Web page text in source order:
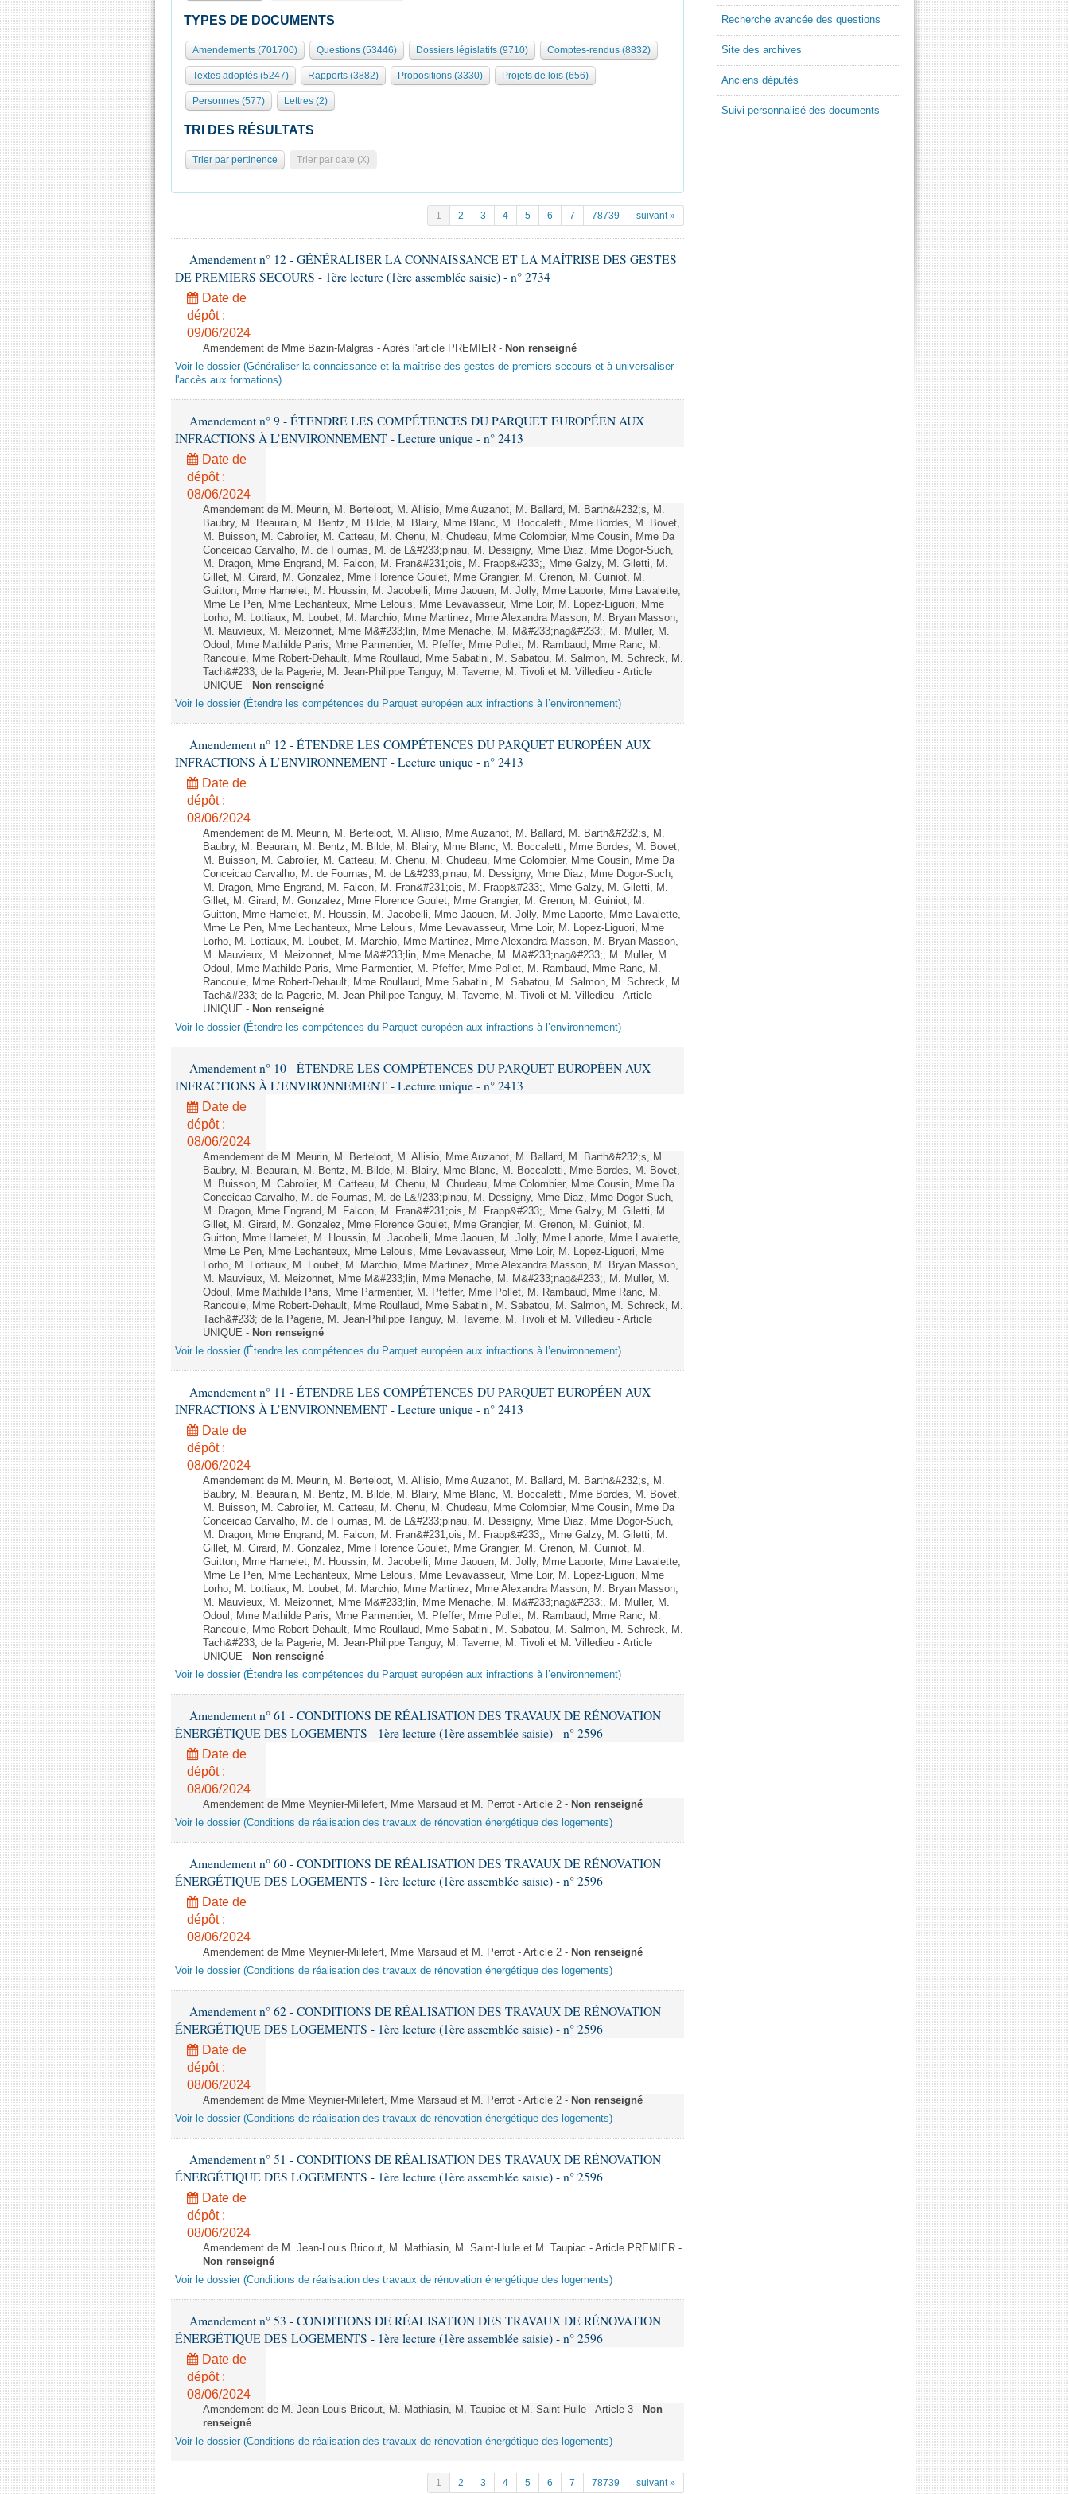
TYPES DE DOCUMENTS
Amendements (701700) Questions (53446) Dossiers législatifs (9710) Comptes-rendus (8832)
Textes adoptés (5247) Rapports (3882) Propositions (3330) Projets de lois (656)
Personnes (577) Lettres (2)
TRI DES RÉSULTATS
Trier par pertinence Trier par date (X)
1 2 3 4 5 6 7 78739 suivant »
Amendement n° 12 - GÉNÉRALISER LA CONNAISSANCE ET LA MAÎTRISE DES GESTES
DE PREMIERS SECOURS - 1ère lecture (1ère assemblée saisie) - n° 2734
Date de
dépôt :
09/06/2024
Amendement de Mme Bazin-Malgras - Après l'article PREMIER - Non renseigné
Voir le dossier (Généraliser la connaissance et la maîtrise des gestes de premiers secours et à universaliser
l'accès aux formations)
Amendement n° 9 - ÉTENDRE LES COMPÉTENCES DU PARQUET EUROPÉEN AUX
INFRACTIONS À L’ENVIRONNEMENT - Lecture unique - n° 2413
Date de
dépôt :
08/06/2024
Amendement de M. Meurin, M. Berteloot, M. Allisio, Mme Auzanot, M. Ballard, M. Barth&#232;s, M.
Baubry, M. Beaurain, M. Bentz, M. Bilde, M. Blairy, Mme Blanc, M. Boccaletti, Mme Bordes, M. Bovet,
M. Buisson, M. Cabrolier, M. Catteau, M. Chenu, M. Chudeau, Mme Colombier, Mme Cousin, Mme Da
Conceicao Carvalho, M. de Fournas, M. de L&#233;pinau, M. Dessigny, Mme Diaz, Mme Dogor-Such,
M. Dragon, Mme Engrand, M. Falcon, M. Fran&#231;ois, M. Frapp&#233;, Mme Galzy, M. Giletti, M.
Gillet, M. Girard, M. Gonzalez, Mme Florence Goulet, Mme Grangier, M. Grenon, M. Guiniot, M.
Guitton, Mme Hamelet, M. Houssin, M. Jacobelli, Mme Jaouen, M. Jolly, Mme Laporte, Mme Lavalette,
Mme Le Pen, Mme Lechanteux, Mme Lelouis, Mme Levavasseur, Mme Loir, M. Lopez-Liguori, Mme
Lorho, M. Lottiaux, M. Loubet, M. Marchio, Mme Martinez, Mme Alexandra Masson, M. Bryan Masson,
M. Mauvieux, M. Meizonnet, Mme M&#233;lin, Mme Menache, M. M&#233;nag&#233;, M. Muller, M.
Odoul, Mme Mathilde Paris, Mme Parmentier, M. Pfeffer, Mme Pollet, M. Rambaud, Mme Ranc, M.
Rancoule, Mme Robert-Dehault, Mme Roullaud, Mme Sabatini, M. Sabatou, M. Salmon, M. Schreck, M.
Tach&#233; de la Pagerie, M. Jean-Philippe Tanguy, M. Taverne, M. Tivoli et M. Villedieu - Article
UNIQUE - Non renseigné
Voir le dossier (Étendre les compétences du Parquet européen aux infractions à l’environnement)
Amendement n° 12 - ÉTENDRE LES COMPÉTENCES DU PARQUET EUROPÉEN AUX
INFRACTIONS À L’ENVIRONNEMENT - Lecture unique - n° 2413
Date de
dépôt :
08/06/2024
Amendement de M. Meurin, M. Berteloot, M. Allisio, Mme Auzanot, M. Ballard, M. Barth&#232;s, M.
Baubry, M. Beaurain, M. Bentz, M. Bilde, M. Blairy, Mme Blanc, M. Boccaletti, Mme Bordes, M. Bovet,
M. Buisson, M. Cabrolier, M. Catteau, M. Chenu, M. Chudeau, Mme Colombier, Mme Cousin, Mme Da
Conceicao Carvalho, M. de Fournas, M. de L&#233;pinau, M. Dessigny, Mme Diaz, Mme Dogor-Such,
M. Dragon, Mme Engrand, M. Falcon, M. Fran&#231;ois, M. Frapp&#233;, Mme Galzy, M. Giletti, M.
Gillet, M. Girard, M. Gonzalez, Mme Florence Goulet, Mme Grangier, M. Grenon, M. Guiniot, M.
Guitton, Mme Hamelet, M. Houssin, M. Jacobelli, Mme Jaouen, M. Jolly, Mme Laporte, Mme Lavalette,
Mme Le Pen, Mme Lechanteux, Mme Lelouis, Mme Levavasseur, Mme Loir, M. Lopez-Liguori, Mme
Lorho, M. Lottiaux, M. Loubet, M. Marchio, Mme Martinez, Mme Alexandra Masson, M. Bryan Masson,
M. Mauvieux, M. Meizonnet, Mme M&#233;lin, Mme Menache, M. M&#233;nag&#233;, M. Muller, M.
Odoul, Mme Mathilde Paris, Mme Parmentier, M. Pfeffer, Mme Pollet, M. Rambaud, Mme Ranc, M.
Rancoule, Mme Robert-Dehault, Mme Roullaud, Mme Sabatini, M. Sabatou, M. Salmon, M. Schreck, M.
Tach&#233; de la Pagerie, M. Jean-Philippe Tanguy, M. Taverne, M. Tivoli et M. Villedieu - Article
UNIQUE - Non renseigné
Voir le dossier (Étendre les compétences du Parquet européen aux infractions à l’environnement)
Amendement n° 10 - ÉTENDRE LES COMPÉTENCES DU PARQUET EUROPÉEN AUX
INFRACTIONS À L’ENVIRONNEMENT - Lecture unique - n° 2413
Date de
dépôt :
08/06/2024
Amendement de M. Meurin, M. Berteloot, M. Allisio, Mme Auzanot, M. Ballard, M. Barth&#232;s, M.
Baubry, M. Beaurain, M. Bentz, M. Bilde, M. Blairy, Mme Blanc, M. Boccaletti, Mme Bordes, M. Bovet,
M. Buisson, M. Cabrolier, M. Catteau, M. Chenu, M. Chudeau, Mme Colombier, Mme Cousin, Mme Da
Conceicao Carvalho, M. de Fournas, M. de L&#233;pinau, M. Dessigny, Mme Diaz, Mme Dogor-Such,
M. Dragon, Mme Engrand, M. Falcon, M. Fran&#231;ois, M. Frapp&#233;, Mme Galzy, M. Giletti, M.
Gillet, M. Girard, M. Gonzalez, Mme Florence Goulet, Mme Grangier, M. Grenon, M. Guiniot, M.
Guitton, Mme Hamelet, M. Houssin, M. Jacobelli, Mme Jaouen, M. Jolly, Mme Laporte, Mme Lavalette,
Mme Le Pen, Mme Lechanteux, Mme Lelouis, Mme Levavasseur, Mme Loir, M. Lopez-Liguori, Mme
Lorho, M. Lottiaux, M. Loubet, M. Marchio, Mme Martinez, Mme Alexandra Masson, M. Bryan Masson,
M. Mauvieux, M. Meizonnet, Mme M&#233;lin, Mme Menache, M. M&#233;nag&#233;, M. Muller, M.
Odoul, Mme Mathilde Paris, Mme Parmentier, M. Pfeffer, Mme Pollet, M. Rambaud, Mme Ranc, M.
Rancoule, Mme Robert-Dehault, Mme Roullaud, Mme Sabatini, M. Sabatou, M. Salmon, M. Schreck, M.
Tach&#233; de la Pagerie, M. Jean-Philippe Tanguy, M. Taverne, M. Tivoli et M. Villedieu - Article
UNIQUE - Non renseigné
Voir le dossier (Étendre les compétences du Parquet européen aux infractions à l’environnement)
Amendement n° 11 - ÉTENDRE LES COMPÉTENCES DU PARQUET EUROPÉEN AUX
INFRACTIONS À L’ENVIRONNEMENT - Lecture unique - n° 2413
Date de
dépôt :
08/06/2024
Amendement de M. Meurin, M. Berteloot, M. Allisio, Mme Auzanot, M. Ballard, M. Barth&#232;s, M.
Baubry, M. Beaurain, M. Bentz, M. Bilde, M. Blairy, Mme Blanc, M. Boccaletti, Mme Bordes, M. Bovet,
M. Buisson, M. Cabrolier, M. Catteau, M. Chenu, M. Chudeau, Mme Colombier, Mme Cousin, Mme Da
Conceicao Carvalho, M. de Fournas, M. de L&#233;pinau, M. Dessigny, Mme Diaz, Mme Dogor-Such,
M. Dragon, Mme Engrand, M. Falcon, M. Fran&#231;ois, M. Frapp&#233;, Mme Galzy, M. Giletti, M.
Gillet, M. Girard, M. Gonzalez, Mme Florence Goulet, Mme Grangier, M. Grenon, M. Guiniot, M.
Guitton, Mme Hamelet, M. Houssin, M. Jacobelli, Mme Jaouen, M. Jolly, Mme Laporte, Mme Lavalette,
Mme Le Pen, Mme Lechanteux, Mme Lelouis, Mme Levavasseur, Mme Loir, M. Lopez-Liguori, Mme
Lorho, M. Lottiaux, M. Loubet, M. Marchio, Mme Martinez, Mme Alexandra Masson, M. Bryan Masson,
M. Mauvieux, M. Meizonnet, Mme M&#233;lin, Mme Menache, M. M&#233;nag&#233;, M. Muller, M.
Odoul, Mme Mathilde Paris, Mme Parmentier, M. Pfeffer, Mme Pollet, M. Rambaud, Mme Ranc, M.
Rancoule, Mme Robert-Dehault, Mme Roullaud, Mme Sabatini, M. Sabatou, M. Salmon, M. Schreck, M.
Tach&#233; de la Pagerie, M. Jean-Philippe Tanguy, M. Taverne, M. Tivoli et M. Villedieu - Article
UNIQUE - Non renseigné
Voir le dossier (Étendre les compétences du Parquet européen aux infractions à l’environnement)
Amendement n° 61 - CONDITIONS DE RÉALISATION DES TRAVAUX DE RÉNOVATION
ÉNERGÉTIQUE DES LOGEMENTS - 1ère lecture (1ère assemblée saisie) - n° 2596
Date de
dépôt :
08/06/2024
Amendement de Mme Meynier-Millefert, Mme Marsaud et M. Perrot - Article 2 - Non renseigné
Voir le dossier (Conditions de réalisation des travaux de rénovation énergétique des logements)
Amendement n° 60 - CONDITIONS DE RÉALISATION DES TRAVAUX DE RÉNOVATION
ÉNERGÉTIQUE DES LOGEMENTS - 1ère lecture (1ère assemblée saisie) - n° 2596
Date de
dépôt :
08/06/2024
Amendement de Mme Meynier-Millefert, Mme Marsaud et M. Perrot - Article 2 - Non renseigné
Voir le dossier (Conditions de réalisation des travaux de rénovation énergétique des logements)
Amendement n° 62 - CONDITIONS DE RÉALISATION DES TRAVAUX DE RÉNOVATION
ÉNERGÉTIQUE DES LOGEMENTS - 1ère lecture (1ère assemblée saisie) - n° 2596
Date de
dépôt :
08/06/2024
Amendement de Mme Meynier-Millefert, Mme Marsaud et M. Perrot - Article 2 - Non renseigné
Voir le dossier (Conditions de réalisation des travaux de rénovation énergétique des logements)
Amendement n° 51 - CONDITIONS DE RÉALISATION DES TRAVAUX DE RÉNOVATION
ÉNERGÉTIQUE DES LOGEMENTS - 1ère lecture (1ère assemblée saisie) - n° 2596
Date de
dépôt :
08/06/2024
Amendement de M. Jean-Louis Bricout, M. Mathiasin, M. Saint-Huile et M. Taupiac - Article PREMIER -
Non renseigné
Voir le dossier (Conditions de réalisation des travaux de rénovation énergétique des logements)
Amendement n° 53 - CONDITIONS DE RÉALISATION DES TRAVAUX DE RÉNOVATION
ÉNERGÉTIQUE DES LOGEMENTS - 1ère lecture (1ère assemblée saisie) - n° 2596
Date de
dépôt :
08/06/2024
Amendement de M. Jean-Louis Bricout, M. Mathiasin, M. Taupiac et M. Saint-Huile - Article 3 - Non
renseigné
Voir le dossier (Conditions de réalisation des travaux de rénovation énergétique des logements)
1 2 3 4 5 6 7 78739 suivant »
Recherche avancée des questions
Site des archives
Anciens députés
Suivi personnalisé des documents